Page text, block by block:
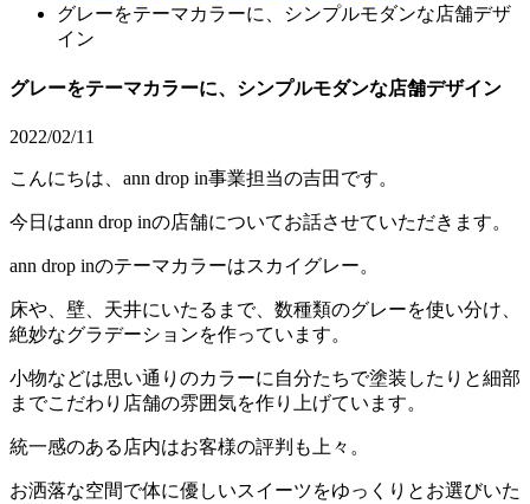
グレーをテーマカラーに、シンプルモダンな店舗デザ
イン
グレーをテーマカラーに、シンプルモダンな店舗デザイン
2022/02/11
こんにちは、ann drop in事業担当の吉田です。
今日はann drop inの店舗についてお話させていただきます。
ann drop inのテーマカラーはスカイグレー。
床や、壁、天井にいたるまで、数種類のグレーを使い分け、
絶妙なグラデーションを作っています。
小物などは思い通りのカラーに自分たちで塗装したりと細部
までこだわり店舗の雰囲気を作り上げています。
統一感のある店内はお客様の評判も上々。
お洒落な空間で体に優しいスイーツをゆっくりとお選びいた